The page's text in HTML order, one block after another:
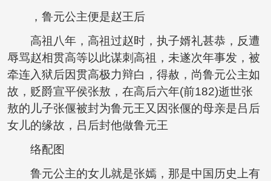
，鲁元公主便是赵王后
高祖八年，高祖过赵时，执子婿礼甚恭，反遭
辱骂赵相贯高等以此谋刺高祖，未遂次年事发，被
牵连入狱后因贯高极力辩白，得赦，尚鲁元公主如
故，贬爵宣平侯张敖，在高后六年(前182)逝世张
敖的儿子张偃被封为鲁元王又因张偃的母亲是吕后
女儿的缘故，吕后封他做鲁元王
络配图
鲁元公主的女儿就是张嫣，那是中国历史上有